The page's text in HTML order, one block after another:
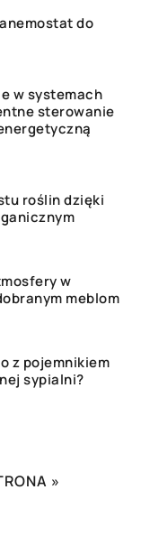
do
w systemach
sterowanie
roślin dzięki
w
meblom
z pojemnikiem
sypialni?
»